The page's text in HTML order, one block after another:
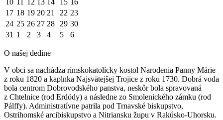
10 11 12 13 14 15 16
17 18 19 20 21 22 23
24 25 26 27 28 29 30
31 1 2 3 4 5 6
O našej dedine
V obci sa nachádza rímskokatolícky kostol Narodenia Panny Márie
z roku 1820 a kaplnka Najsvätejšej Trojice z roku 1730. Dobrá voda
bola centrom Dobrovodského panstva, neskôr bola spravovaná
z Chtelnice (rod Erdödy) a následne zo Smolenického zámku (rod
Pálffy). Administratívne patrila pod Trnavské biskupstvo,
Ostrihomské arcibiskupstvo a Nitriansku župu v Rakúsko-Uhorsku.